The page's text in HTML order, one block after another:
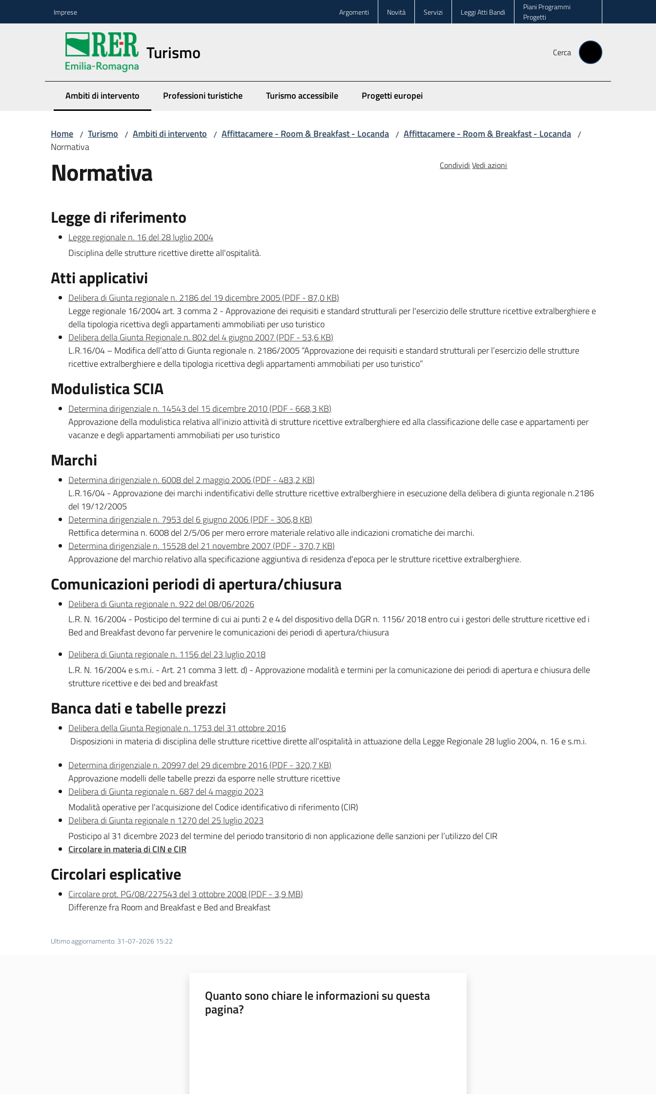
Imprese Argomenti Novità Servizi Leggi Atti Bandi
Piani Programmi
Progetti
Turismo Cerca
Ambiti di intervento
Menu selezionato Professioni turistiche Turismo accessibile Progetti europei
Home / Turismo / Ambiti di intervento / Affittacamere - Room & Breakfast - Locanda / Affittacamere - Room & Breakfast - Locanda /
Normativa
Normativa Condividi Vedi azioni
Legge di riferimento
Legge regionale n. 16 del 28 luglio 2004
Disciplina delle strutture ricettive dirette all'ospitalità.
Atti applicativi
Delibera di Giunta regionale n. 2186 del 19 dicembre 2005 (PDF-87,0 KB)
Legge regionale 16/2004 art. 3 comma 2 - Approvazione dei requisiti e standard strutturali per l'esercizio delle strutture ricettive extralberghiere e
della tipologia ricettiva degli appartamenti ammobiliati per uso turistico
Delibera della Giunta Regionale n. 802 del 4 giugno 2007 (PDF- 53,6 KB)
L.R.16/04 – Modifica dell’atto di Giunta regionale n. 2186/2005 “Approvazione dei requisiti e standard strutturali per l’esercizio delle strutture
ricettive extralberghiere e della tipologia ricettiva degli appartamenti ammobiliati per uso turistico”
Modulistica SCIA
Determina dirigenziale n. 14543 del 15 dicembre 2010(PDF- 668,3 KB)
Approvazione della modulistica relativa all'inizio attività di strutture ricettive extralberghiere ed alla classificazione delle case e appartamenti per
vacanze e degli appartamenti ammobiliati per uso turistico
Marchi
Determina dirigenziale n. 6008 del 2 maggio 2006(PDF-483,2 KB)
L.R.16/04 - Approvazione dei marchi indentificativi delle strutture ricettive extralberghiere in esecuzione della delibera di giunta regionale n.2186
del 19/12/2005
Determina dirigenziale n. 7953 del 6 giugno 2006(PDF- 306,8 KB)
Rettifica determina n. 6008 del 2/5/06 per mero errore materiale relativo alle indicazioni cromatiche dei marchi.
Determina dirigenziale n. 15528 del 21 novembre 2007 (PDF- 370,7 KB)
Approvazione del marchio relativo alla specificazione aggiuntiva di residenza d'epoca per le strutture ricettive extralberghiere.
Comunicazioni periodi di apertura/chiusura
Delibera di Giunta regionale n. 922 del 08/06/2026
L.R. N. 16/2004 - Posticipo del termine di cui ai punti 2 e 4 del dispositivo della DGR n. 1156/ 2018 entro cui i gestori delle strutture ricettive ed i
Bed and Breakfast devono far pervenire le comunicazioni dei periodi di apertura/chiusura
Delibera di Giunta regionale n. 1156 del 23 luglio 2018
L.R. N. 16/2004 e s.m.i. - Art. 21 comma 3 lett. d) - Approvazione modalità e termini per la comunicazione dei periodi di apertura e chiusura delle
strutture ricettive e dei bed and breakfast
Banca dati e tabelle prezzi
Delibera della Giunta Regionale n. 1753 del 31 ottobre 2016
Disposizioni in materia di disciplina delle strutture ricettive dirette all'ospitalità in attuazione della Legge Regionale 28 luglio 2004, n. 16 e s.m.i.
Determina dirigenziale n. 20997 del 29 dicembre 2016(PDF- 320,7 KB)
Approvazione modelli delle tabelle prezzi da esporre nelle strutture ricettive
Delibera di Giunta regionale n. 687 del 4 maggio 2023
Modalità operative per l'acquisizione del Codice identificativo di riferimento (CIR)
Delibera di Giunta regionale n 1270 del 25 luglio 2023
Posticipo al 31 dicembre 2023 del termine del periodo transitorio di non applicazione delle sanzioni per l’utilizzo del CIR
Circolare in materia di CIN e CIR
Circolari esplicative
Circolare prot. PG/08/227543 del 3 ottobre 2008(PDF- 3,9 MB)
Differenze fra Room and Breakfast e Bed and Breakfast
Ultimo aggiornamento: 31-07-2026 15:22
Quanto sono chiare le informazioni su questa
pagina?